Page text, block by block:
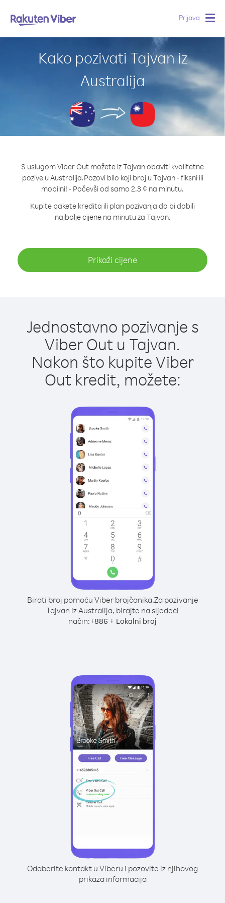
Prijava
Kako pozivati Tajvan iz
Australija
S uslugom Viber Out možete iz Tajvan obaviti kvalitetne
pozive u Australija.Pozovi bilo koji broj u Tajvan - fiksni ili
mobilni! - Počevši od samo 2.3 ¢ na minutu.
Kupite pakete kredita ili plan pozivanja da bi dobili
najbolje cijene na minutu za Tajvan.
Prikaži cijene
Jednostavno pozivanje s
Viber Out u Tajvan.
Nakon što kupite Viber
Out kredit, možete:
Birati broj pomoću Viber brojčanika.Za pozivanje
Tajvan iz Australija, birajte na sljedeći
način:+886 + Lokalni broj
Odaberite kontakt u Viberu i pozovite iz njihovog
prikaza informacija